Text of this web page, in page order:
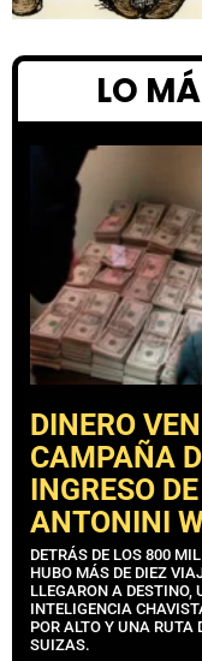
LO
DINERO
CAMPAÑA
INGRESO
ANTONINI
DETRÁS DE LOS 800
HUBO MÁS DE DIEZ
LLEGARON A DESTINO,
INTELIGENCIA
POR ALTO Y UNA RUTA
SUIZAS.